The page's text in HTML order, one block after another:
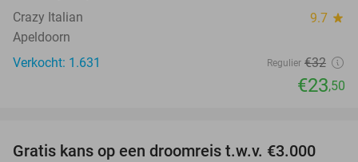
Crazy Italian 9.7 star
Apeldoorn
Verkocht: 1.631
Regulier €32
€23,50
Gratis kans op een droomreis t.w.v. €3.000